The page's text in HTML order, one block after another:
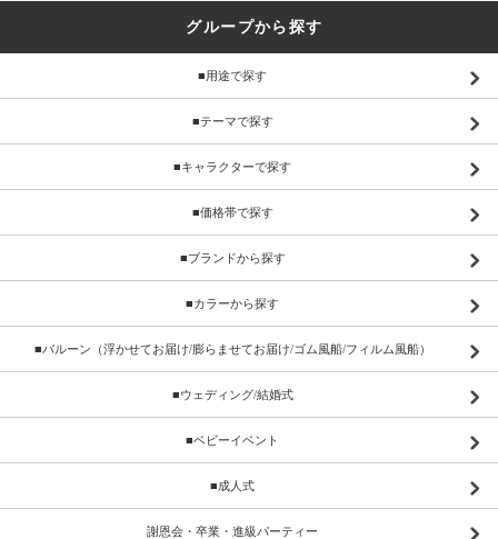
グループから探す
■用途で探す
■テーマで探す
■キャラクターで探す
■価格帯で探す
■ブランドから探す
■カラーから探す
■バルーン（浮かせてお届け/膨らませてお届け/ゴム風船/フィルム風船）
■ウェディング/結婚式
■ベビーイベント
■成人式
謝恩会・卒業・進級パーティー